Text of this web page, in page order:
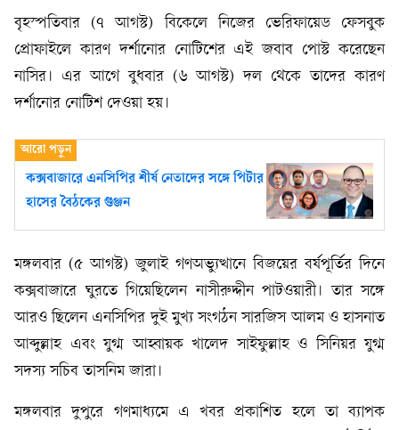
বৃহস্পতিবার (৭ আগস্ট) বিকেলে নিজের ভেরিফায়েড ফেসবুক
প্রোফাইলে কারণ দর্শানোর নোটিশের এই জবাব পোস্ট করেছেন
নাসির। এর আগে বুধবার (৬ আগস্ট) দল থেকে তাদের কারণ
দর্শানোর নোটিশ দেওয়া হয়।
কক্সবাজারে এনসিপির শীর্ষ নেতাদের সঙ্গে পিটার
হাসের বৈঠকের গুঞ্জন
মঙ্গলবার (৫ আগস্ট) জুলাই গণঅভ্যুত্থানে বিজয়ের বর্ষপূর্তির দিনে
কক্সবাজারে ঘুরতে গিয়েছিলেন নাসীরুদ্দীন পাটওয়ারী। তার সঙ্গে
আরও ছিলেন এনসিপির দুই মুখ্য সংগঠন সারজিস আলম ও হাসনাত
আব্দুল্লাহ এবং যুগ্ম আহ্বায়ক খালেদ সাইফুল্লাহ ও সিনিয়র যুগ্ম
সদস্য সচিব তাসনিম জারা।
মঙ্গলবার দুপুরে গণমাধ্যমে এ খবর প্রকাশিত হলে তা ব্যাপক